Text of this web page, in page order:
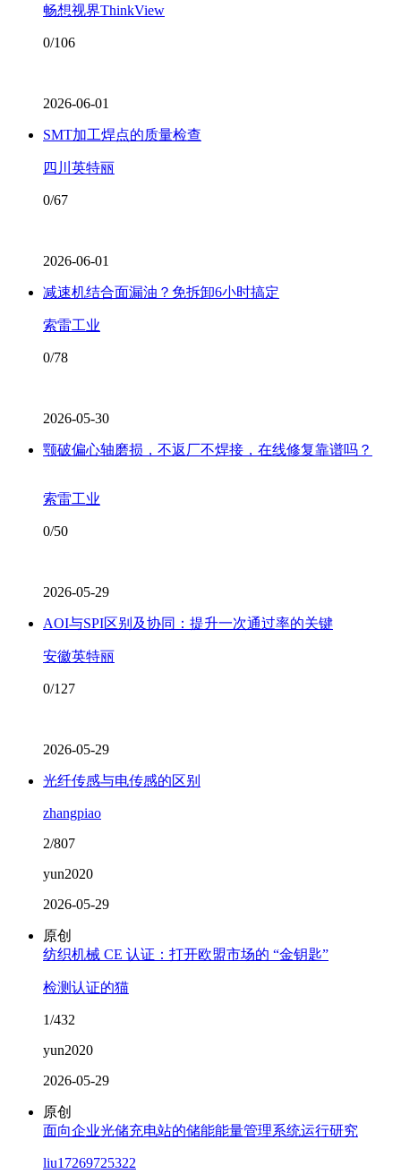
畅想视界ThinkView
0/106
2026-06-01
SMT加工焊点的质量检查
四川英特丽
0/67
2026-06-01
减速机结合面漏油？免拆卸6小时搞定
索雷工业
0/78
2026-05-30
颚破偏心轴磨损，不返厂不焊接，在线修复靠谱吗？
索雷工业
0/50
2026-05-29
AOI与SPI区别及协同：提升一次通过率的关键
安徽英特丽
0/127
2026-05-29
光纤传感与电传感的区别
zhangpiao
2/807
yun2020
2026-05-29
原创
纺织机械 CE 认证：打开欧盟市场的 “金钥匙”
检测认证的猫
1/432
yun2020
2026-05-29
原创
面向企业光储充电站的储能能量管理系统运行研究
liu17269725322